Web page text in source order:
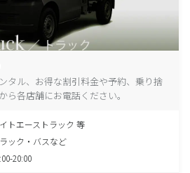
タル、お得な割引料金や予約、乗り捨
ら各店舗にお電話ください。
トエーストラック 等
ック・バスなど
20:00